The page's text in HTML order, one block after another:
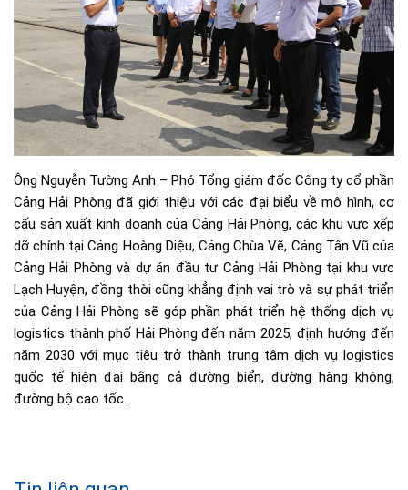
Ông Nguyễn Tường Anh – Phó Tổng giám đốc Công ty cổ phần
Cảng Hải Phòng đã giới thiệu với các đại biểu về mô hình, cơ
cấu sản xuất kinh doanh của Cảng Hải Phòng, các khu vực xếp
dỡ chính tại Cảng Hoàng Diệu, Cảng Chùa Vẽ, Cảng Tân Vũ của
Cảng Hải Phòng và dự án đầu tư Cảng Hải Phòng tại khu vực
Lạch Huyện, đồng thời cũng khẳng định vai trò và sự phát triển
của Cảng Hải Phòng sẽ góp phần phát triển hệ thống dịch vụ
logistics thành phố Hải Phòng đến năm 2025, định hướng đến
năm 2030 với mục tiêu trở thành trung tâm dịch vụ logistics
quốc tế hiện đại bằng cả đường biển, đường hàng không,
đường bộ cao tốc…